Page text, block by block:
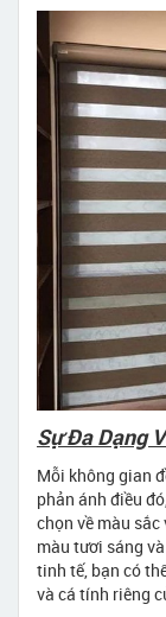
Sự Đa Dạng
Mỗi không gian
phản ánh điều
chọn về màu
màu tươi sáng
tinh tế, bạn có
và cá tính riêng